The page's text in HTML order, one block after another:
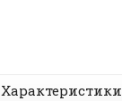
Характеристики